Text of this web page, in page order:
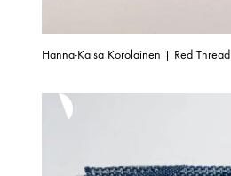
Hanna-Kaisa Korolainen | Red Thread